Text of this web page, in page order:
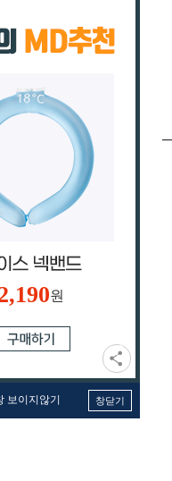
원
보이지않기 창닫기